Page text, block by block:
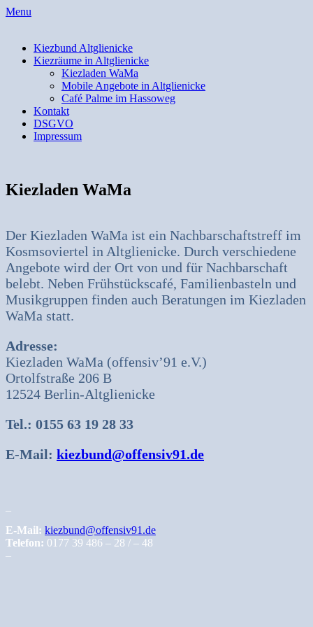
Skip
Menu
Kiezbund Altglienicke
Kiezräume in Altglienicke
Kiezladen WaMa
Mobile Angebote in Altglienicke
Café Palme im Hassoweg
Kontakt
DSGVO
Impressum
Kiezladen WaMa
Der Kiezladen WaMa ist ein Nachbarschaftstreff im
Kosmsoviertel in Altglienicke. Durch verschiedene
Angebote wird der Ort von und für Nachbarschaft
belebt. Neben Frühstückscafé, Familienbasteln und
Musikgruppen finden auch Beratungen im Kiezladen
WaMa statt.
Adresse:
Kiezladen WaMa (offensiv’91 e.V.)
Ortolfstraße 206 B
12524 Berlin-Altglienicke
Tel.: 0155 63 19 28 33
E-Mail: kiezbund@offensiv91.de
E-Mail: kiezbund@offensiv91.de
Telefon: 0177 39 486 – 28 / – 48
–